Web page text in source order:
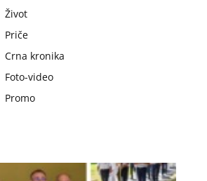
Život
Priče
Crna kronika
Foto-video
Promo